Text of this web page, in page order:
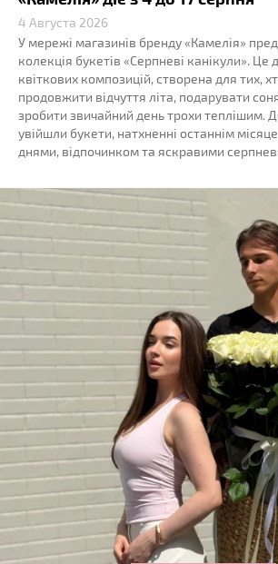
4 Августа 2026
У мережі магазинів бренду «Камелія»
колекція букетів «Серпневі канікули». Це
квіткових композицій, створена для тих,
продовжити відчуття літа, подарувати
зробити звичайний день трохи теплішим.
увійшли букети, натхненні останнім
днями, відпочинком та яскравими